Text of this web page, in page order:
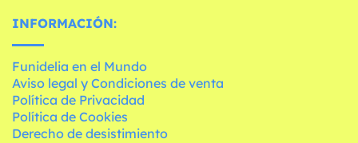
INFORMACIÓN:
Funidelia en el Mundo
Aviso legal y Condiciones de venta
Política de Privacidad
Política de Cookies
Derecho de desistimiento